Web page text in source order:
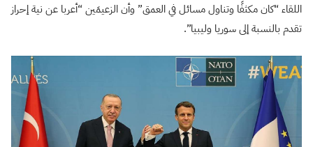
اللقاء “كان مكثفًا وتناول مسائل في العمق” وأن الزعيمَين “أعربا عن نية إحراز
تقدم بالنسبة إلى سوريا وليبيا”.